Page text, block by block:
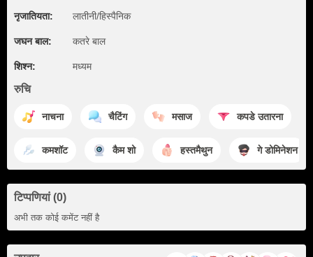
नृजातियता: लातीनी/हिस्पैनिक
जघन बाल: कतरे बाल
शिश्न: मध्यम
रुचि
नाचना चैटिंग मसाज कपडे उतारना
कमशॉट कैम शो हस्तमैथुन गे डोमिनेशन
टिप्पणियां (0)
अभी तक कोई कमेंट नहीं है